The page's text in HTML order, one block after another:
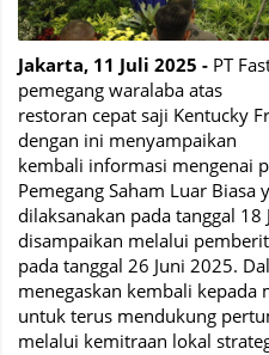
Jakarta, 11 Juli 2025 - PT
pemegang waralaba atas
restoran cepat saji Kentucky
dengan ini menyampaikan
kembali informasi mengenai
Pemegang Saham Luar Biasa
dilaksanakan pada tanggal
disampaikan melalui
pada tanggal 26 Juni 2025.
menegaskan kembali
untuk terus mendukung
melalui kemitraan lokal